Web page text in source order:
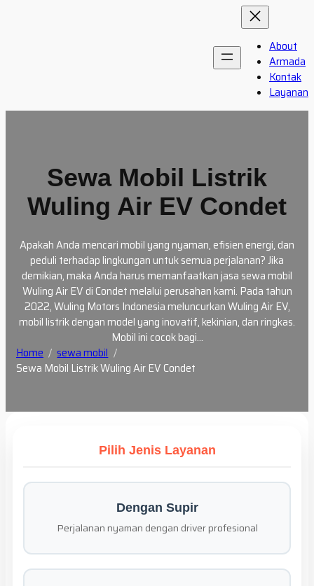
About
Armada
Kontak
Layanan
Sewa Mobil Listrik
Wuling Air EV Condet
Apakah Anda mencari mobil yang nyaman, efisien energi, dan
peduli terhadap lingkungan untuk semua perjalanan? Jika
demikian, maka Anda harus memanfaatkan jasa sewa mobil
Wuling Air EV di Condet melalui perusahan kami. Pada tahun
2022, Wuling Motors Indonesia meluncurkan Wuling Air EV,
mobil listrik dengan model yang inovatif, kekinian, dan ringkas.
Mobil ini cocok bagi…
Home
sewa mobil
Sewa Mobil Listrik Wuling Air EV Condet
Pilih Jenis Layanan
Dengan Supir
Perjalanan nyaman dengan driver profesional